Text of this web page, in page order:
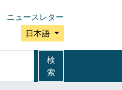
ニュースレター
日本語
検
索